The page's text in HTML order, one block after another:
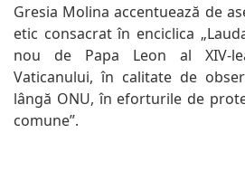
Gresia Molina accentuează de
etic consacrat în enciclica
nou de Papa Leon al XIV-
Vaticanului, în calitate de
lângă ONU, în eforturile de
comune”.